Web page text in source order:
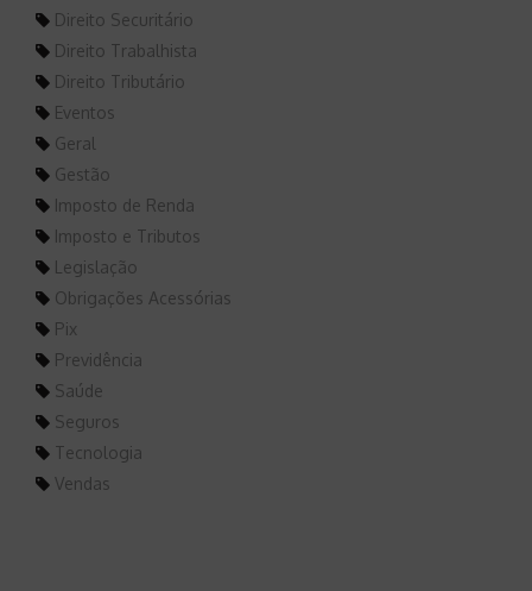
Direito Securitário
Direito Trabalhista
Direito Tributário
Eventos
Geral
Gestão
Imposto de Renda
Imposto e Tributos
Legislação
Obrigações Acessórias
Pix
Previdência
Saúde
Seguros
Tecnologia
Vendas